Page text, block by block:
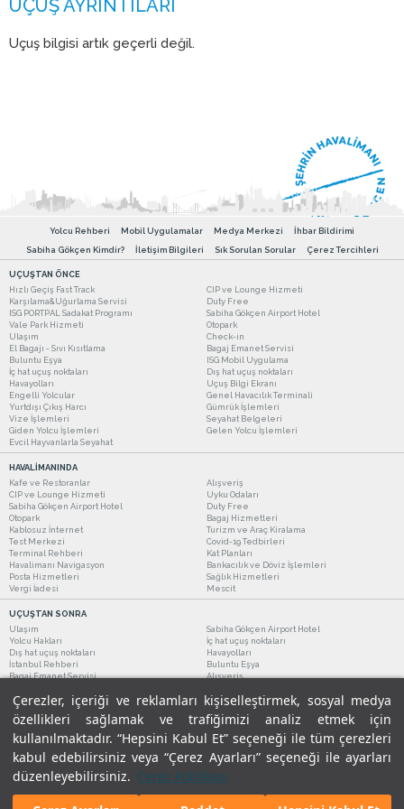
Çerezler, içeriği ve reklamları kişiselleştirmek, sosyal medya
özellikleri sağlamak ve trafiğimizi analiz etmek için
kullanılmaktadır. “Hepsini Kabul Et” seçeneği ile tüm çerezleri
kabul edebilirsiniz veya “Çerez Ayarları” seçeneği ile ayarları
düzenleyebilirsiniz. Çerez Politikası
Uçuş bilgisi artık geçerli değil.
Yolcu Rehberi Mobil Uygulamalar Medya Merkezi
İhbar Bildirimi
Sabiha Gökçen Kimdir?
İletişim Bilgileri Sık Sorulan Sorular Çerez Tercihleri
UÇUŞTAN ÖNCE
Hızlı Geçiş Fast Track
CIP ve Lounge Hizmeti
Karşılama&Uğurlama Servisi
Duty Free
ISG PORTPAL Sadakat Programı
Sabiha Gökçen Airport Hotel
Vale Park Hizmeti
Otopark
Ulaşım
Check-in
El Bagajı - Sıvı Kısıtlama
Bagaj Emanet Servisi
Buluntu Eşya
ISG Mobil Uygulama
İç hat uçuş noktaları
Dış hat uçuş noktaları
Havayolları
Uçuş Bilgi Ekranı
Engelli Yolcular
Genel Havacılık Terminali
Yurtdışı Çıkış Harcı
Gümrük İşlemleri
Vize İşlemleri
Seyahat Belgeleri
Giden Yolcu İşlemleri
Gelen Yolcu İşlemleri
Evcil Hayvanlarla Seyahat
HAVALİMANINDA
Kafe ve Restoranlar
Alışveriş
CIP ve Lounge Hizmeti
Uyku Odaları
Sabiha Gökçen Airport Hotel
Duty Free
Otopark
Bagaj Hizmetleri
Kablosuz İnternet
Turizm ve Araç Kiralama
Test Merkezi
Covid-19 Tedbirleri
Terminal Rehberi
Kat Planları
Havalimanı Navigasyon
Bankacılık ve Döviz İşlemleri
Posta Hizmetleri
Sağlık Hizmetleri
Vergi İadesi
Mescit
UÇUŞTAN SONRA
Ulaşım
Sabiha Gökçen Airport Hotel
Yolcu Hakları
İç hat uçuş noktaları
Dış hat uçuş noktaları
Havayolları
İstanbul Rehberi
Buluntu Eşya
Bagaj Emanet Servisi
Alışveriş